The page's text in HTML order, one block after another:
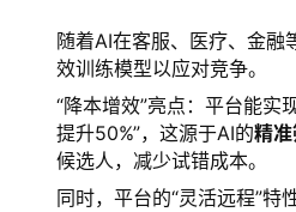
随着AI在客服、医疗、金融
效训练模型以应对竞争。
“降本增效”亮点：平台能实
提升50%”，这源于AI的精
候选人，减少试错成本。
同时，平台的“灵活远程”特